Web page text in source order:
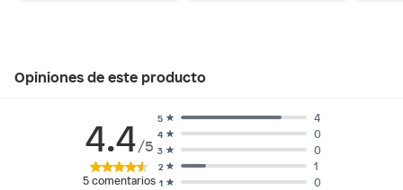
Opiniones de este producto
4.4/5
5 comentarios 1 0
2 1
3 0
4 0
5 4